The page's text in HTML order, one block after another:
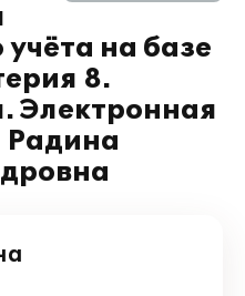
учёта на базе
8.
Электронная
Радина